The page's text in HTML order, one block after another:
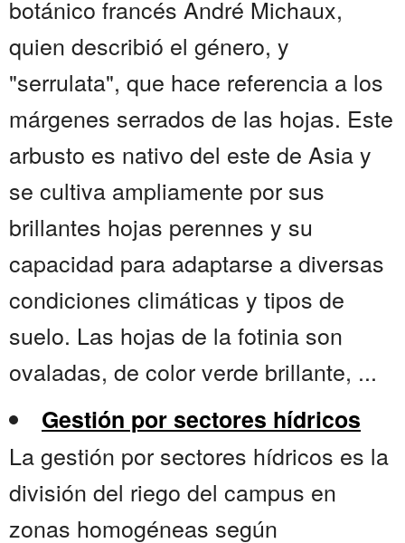
botánico francés André Michaux,
quien describió el género, y
"serrulata", que hace referencia a los
márgenes serrados de las hojas. Este
arbusto es nativo del este de Asia y
se cultiva ampliamente por sus
brillantes hojas perennes y su
capacidad para adaptarse a diversas
condiciones climáticas y tipos de
suelo. Las hojas de la fotinia son
ovaladas, de color verde brillante, ...
Gestión por sectores hídricos
La gestión por sectores hídricos es la
división del riego del campus en
zonas homogéneas según